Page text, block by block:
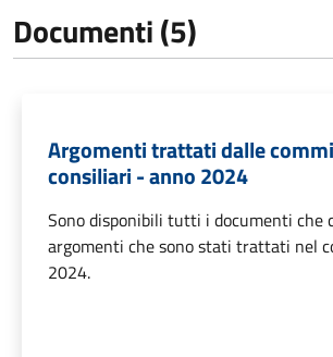
Documenti (5)
Argomenti trattati dalle
consiliari - anno 2024
Sono disponibili tutti i documenti che
argomenti che sono stati trattati nel
2024.